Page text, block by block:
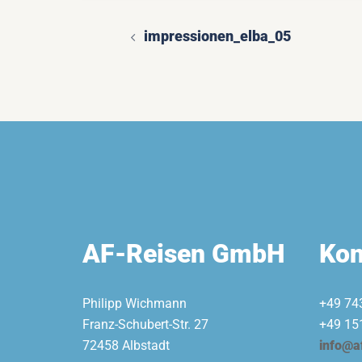
Beitragsnavigation
impressionen_elba_05
AF-Reisen GmbH
Philipp Wichmann
Franz-Schubert-Str. 27
72458 Albstadt
+49
+49